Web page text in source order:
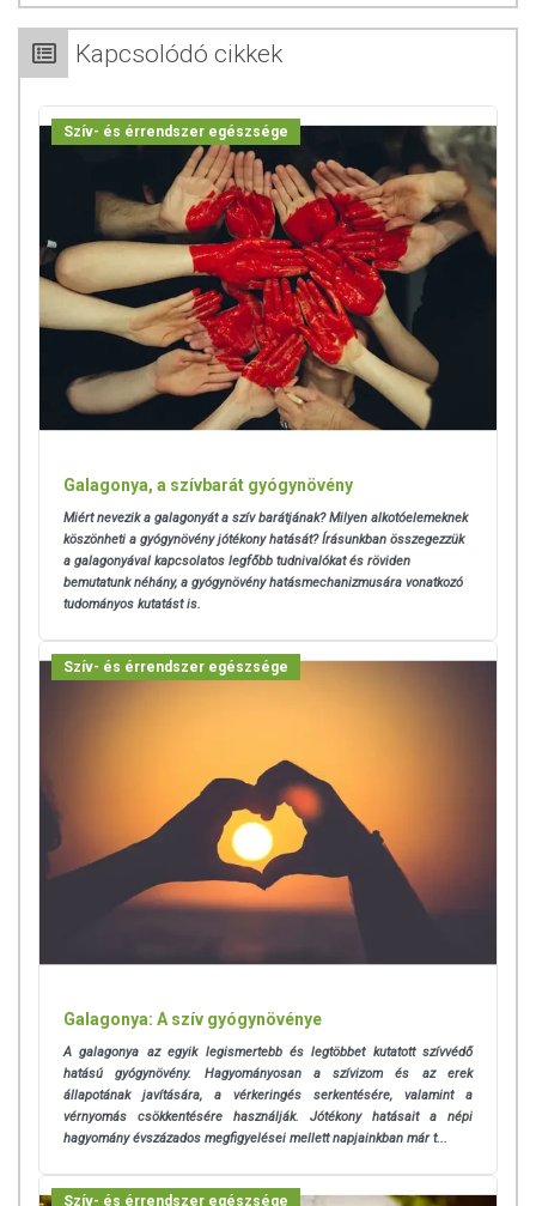
Kapcsolódó cikkek
Szív- és érrendszer egészsége
Galagonya, a szívbarát gyógynövény
Miért nevezik a galagonyát a szív barátjának? Milyen alkotóelemeknek
köszönheti a gyógynövény jótékony hatását? Írásunkban összegezzük
a galagonyával kapcsolatos legfőbb tudnivalókat és röviden
bemutatunk néhány, a gyógynövény hatásmechanizmusára vonatkozó
tudományos kutatást is.
Szív- és érrendszer egészsége
Galagonya: A szív gyógynövénye
A galagonya az egyik legismertebb és legtöbbet kutatott szívvédő
hatásúgyógynövény. Hagyományosan a szívizom és az erek
állapotának javítására, a vérkeringés serkentésére, valamint a
vérnyomás csökkentésére használják. Jótékony hatásait a népi
hagyomány évszázados megfigyelései mellett napjainkban már t...
Szív- és érrendszer egészsége